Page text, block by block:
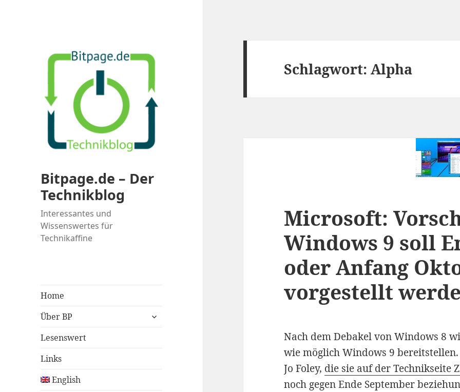
Bitpage.de – Der
Technikblog
Interessantes und
Wissenswertes für
Technikaffine
Home
Über BP
untermenü
Lesenswert
Links
English
Schlagwort:Alpha
Microsoft:
Windows 9 soll
oder Anfang
vorgestellt
Nach dem Debakel von Windows 8
wie möglich Windows 9
Jo Foley, die sie auf der Technikseite
noch gegen Ende September